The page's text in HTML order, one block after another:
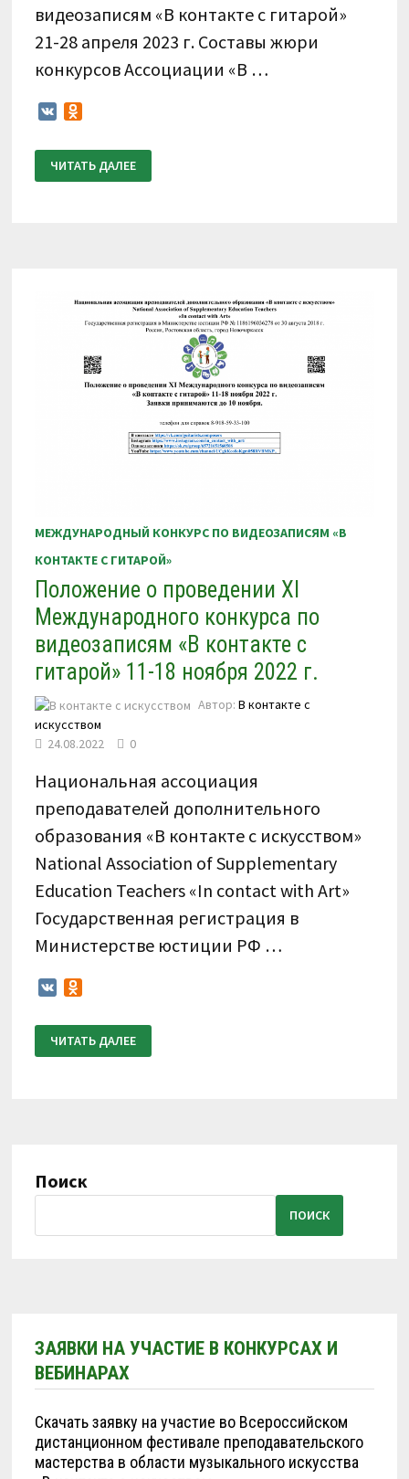
видеозаписям «В контакте с гитарой»
21-28 апреля 2023 г. Составы жюри
конкурсов Ассоциации «В …
VK
ИТОГОВЫЙ
ПРОТОКОЛ
XII
АПРЕЛЯ
ЧИТАТЬ ДАЛЕЕ
МЕЖДУНАРОДНЫЙ КОНКУРС ПО ВИДЕОЗАПИСЯМ «В
КОНТАКТЕ С ГИТАРОЙ»
Положение о проведении XI
Международного конкурса по
видеозаписям «В контакте с
гитарой» 11-18 ноября 2022 г.
Автор:В контакте с
искусством
24.08.2022
0
Национальная ассоциация
преподавателей дополнительного
образования «В контакте с искусством»
National Association of Supplementary
Education Teachers «In contact with Art»
Государственная регистрация в
Министерстве юстиции РФ …
VK
О
ПРОВЕДЕНИИ
11-
18
Г.
ЧИТАТЬ ДАЛЕЕ
Поиск
ПОИСК
ЗАЯВКИ НА УЧАСТИЕ В КОНКУРСАХ И
ВЕБИНАРАХ
Скачать заявку на участие во Всероссийском
дистанционном фестивале преподавательского
мастерства в области музыкального искусства